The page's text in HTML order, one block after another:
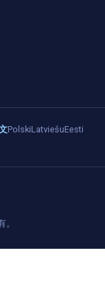
PolskiLatviešuEesti
。